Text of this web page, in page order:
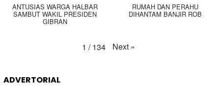
ANTUSIAS WARGA HALBAR
SAMBUT WAKIL PRESIDEN
GIBRAN
RUMAH DAN PERAHU
DIHANTAM BANJIR ROB
1 / 134 Next »
ADVERTORIAL